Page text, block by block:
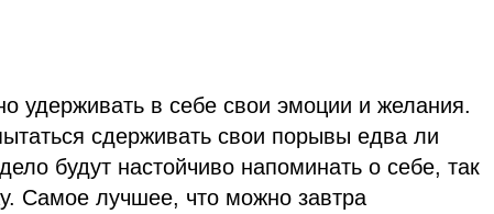
удерживать в себе свои эмоции и желания.
сдерживать свои порывы едва ли
будут настойчиво напоминать о себе, так
Самое лучшее, что можно завтра